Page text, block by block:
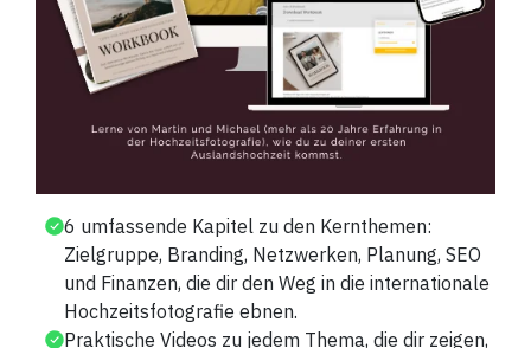
6 umfassende Kapitel zu den Kernthemen:
Zielgruppe, Branding, Netzwerken, Planung, SEO
und Finanzen, die dir den Weg in die internationale
Hochzeitsfotografie ebnen.
Praktische Videos zu jedem Thema, die dir zeigen,